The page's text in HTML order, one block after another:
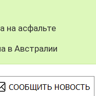
на асфальте
в Австралии